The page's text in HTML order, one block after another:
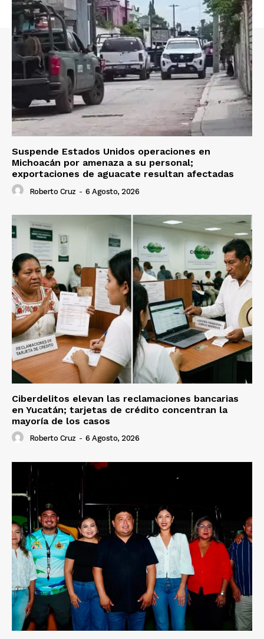
Suspende Estados Unidos operaciones en
Michoacán por amenaza a su personal;
exportaciones de aguacate resultan afectadas
Roberto Cruz - 6 Agosto, 2026
Ciberdelitos elevan las reclamaciones bancarias
en Yucatán; tarjetas de crédito concentran la
mayoría de los casos
Roberto Cruz - 6 Agosto, 2026